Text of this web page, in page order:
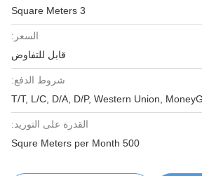
السعر:
قابل للتفاوض
شروط الدفع:
T/T, L/C, D/A, D/P, Western Union,
القدرة على التوريد:
500 Squre Meters per Month